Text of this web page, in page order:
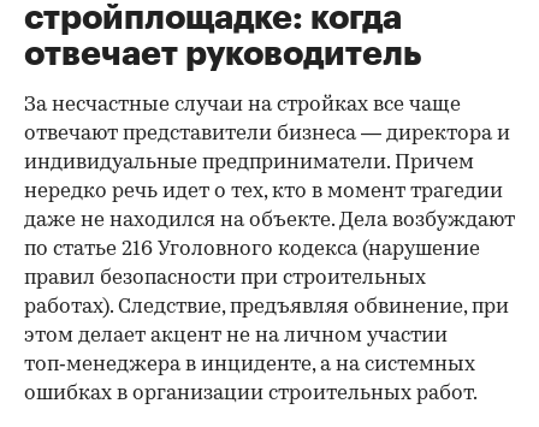
стройплощадке: когда
отвечает руководитель
За несчастные случаи на стройках все чаще
отвечают представители бизнеса — директора и
индивидуальные предприниматели. Причем
нередко речь идет о тех, кто в момент трагедии
даже не находился на объекте. Дела возбуждают
по статье 216 Уголовного кодекса (нарушение
правил безопасности при строительных
работах). Следствие, предъявляя обвинение, при
этом делает акцент не на личном участии
топ‑менеджера в инциденте, а на системных
ошибках в организации строительных работ.